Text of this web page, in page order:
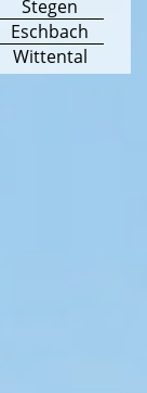
Stegen
Eschbach
Wittental